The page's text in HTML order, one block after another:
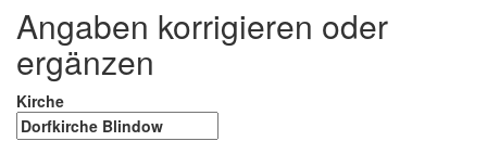
Angaben korrigieren oder
ergänzen
Kirche